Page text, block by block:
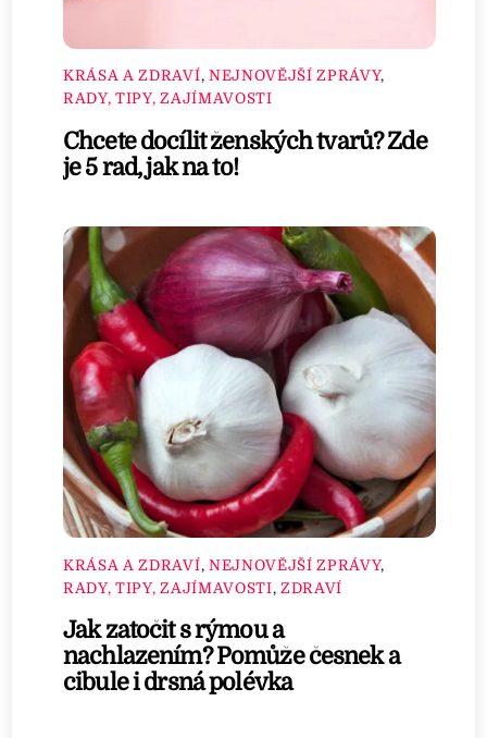
KRÁSA A ZDRAVÍ, NEJNOVĚJŠÍ ZPRÁVY,
RADY, TIPY, ZAJÍMAVOSTI
Chcete docílit ženských tvarů? Zde
je 5 rad, jak na to!
KRÁSA A ZDRAVÍ, NEJNOVĚJŠÍ ZPRÁVY,
RADY, TIPY, ZAJÍMAVOSTI, ZDRAVÍ
Jak zatočit s rýmou a
nachlazením? Pomůže česnek a
cibule i drsná polévka